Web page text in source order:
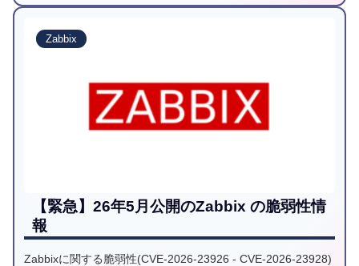
Zabbix
【緊急】26年5月公開のZabbix の脆弱性情
報
Zabbixに関する脆弱性(CVE-2026-23926 - CVE-2026-23928)